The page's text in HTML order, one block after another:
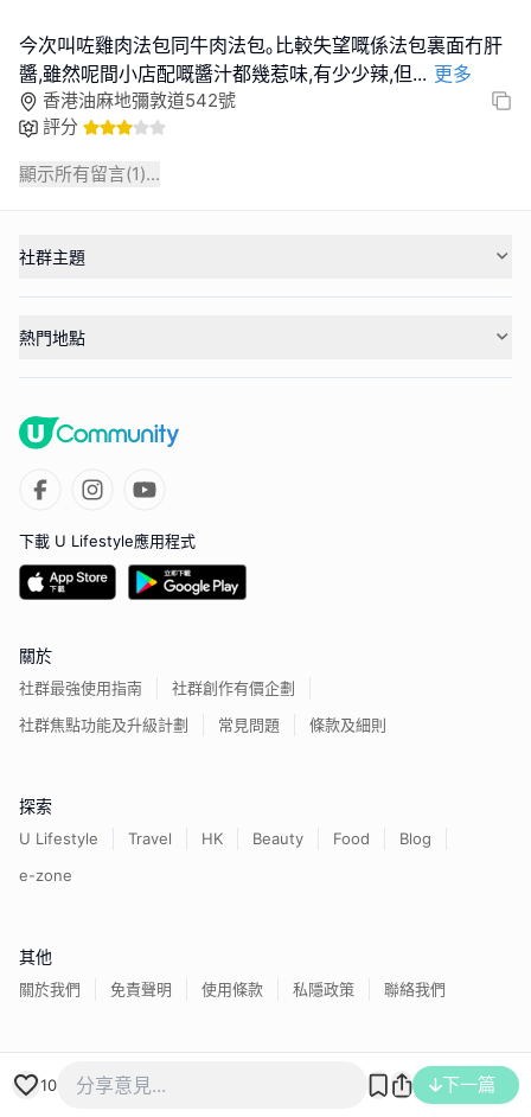
今次叫咗雞肉法包同牛肉法包｡比較失望嘅係法包裏面冇肝
醬,雖然呢間小店配嘅醬汁都幾惹味,有少少辣,但... 更多
香港油麻地彌敦道542號
評分
顯示所有留言(1)...
10 下一篇
社群主題
熱門地點
下載 U Lifestyle應用程式
關於
社群最強使用指南
社群創作有價企劃
社群焦點功能及升級計劃
常見問題 條款及細則
探索
U Lifestyle Travel HK Beauty Food
Blog
e-zone
其他
關於我們 免責聲明 使用條款 私隱政策 聯絡我們
香港經濟日報版權所有©